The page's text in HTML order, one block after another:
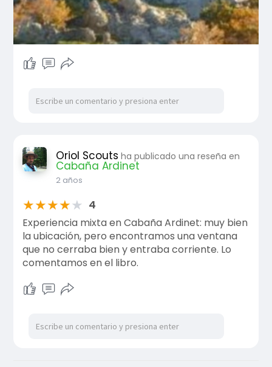
Oriol Scouts ha publicado una reseña en
Cabaña Ardinet
2 años
★★★★★ 4
Experiencia mixta en Cabaña Ardinet: muy bien
la ubicación, pero encontramos una ventana
que no cerraba bien y entraba corriente. Lo
comentamos en el libro.